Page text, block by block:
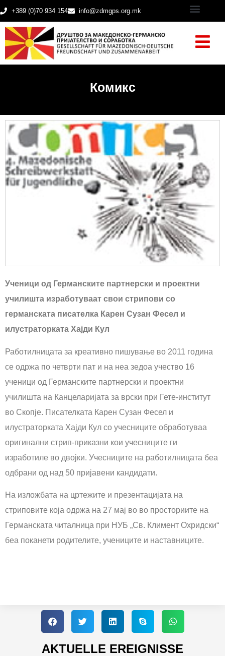
+389 (0)70 934 154 info@zdmgps.org.mk
Комикс
Ученици од Германските партнерски и проектни
училишта изработуваат свои стрипови со
германската писателка Карен Сузан Фесел и
илустраторката Хајди Кул
Работилницата за креативно пишување во 2011 година
се одржa по четврти пат и на неа зедоа учество 16
ученици од Германските партнерски и проектни
училишта на Канцеларијата за врски при Гете-институт
во Скопје. Писателката Карен Сузан Фесел и
илустраторката Хајди Кул со учесниците обработуваа
оригинални стрип-приказни кои учесниците ги
изработиле во двојки. Учесниците на работилницата беа
одбрани од над 50 пријавени кандидати.
На изложбата на цртежите и презентацијата на
стриповите која одржа на 27 мај во во просториите на
Германската читалница при НУБ „Св. Климент Охридски“
беа поканети родителите, учениците и наставниците.
AKTUELLE EREIGNISSE